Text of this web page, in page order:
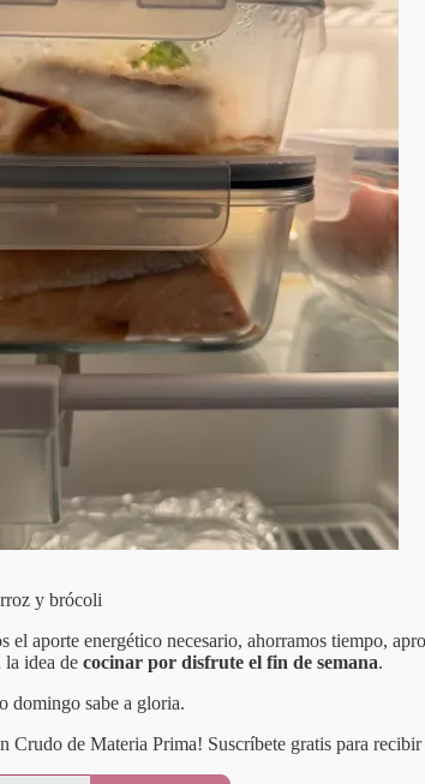
y brócoli
el aporte energético necesario, ahorramos tiempo,
idea de cocinar por disfrute el fin de semana.
domingo sabe a gloria.
Crudo de Materia Prima! Suscríbete gratis para